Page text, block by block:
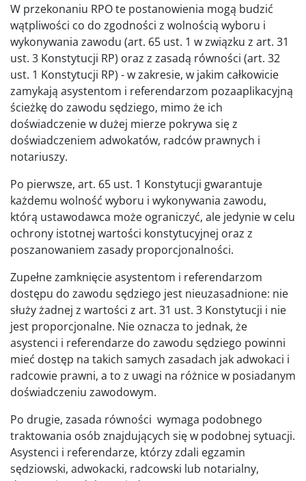
W przekonaniu RPO te postanowienia mogą budzić
wątpliwości co do zgodności z wolnością wyboru i
wykonywania zawodu (art. 65 ust. 1 w związku z art. 31
ust. 3 Konstytucji RP) oraz z zasadą równości (art. 32
ust. 1 Konstytucji RP) - w zakresie, w jakim całkowicie
zamykają asystentom i referendarzom pozaaplikacyjną
ścieżkę do zawodu sędziego, mimo że ich
doświadczenie w dużej mierze pokrywa się z
doświadczeniem adwokatów, radców prawnych i
notariuszy.
Po pierwsze, art. 65 ust. 1 Konstytucji gwarantuje
każdemu wolność wyboru i wykonywania zawodu,
którą ustawodawca może ograniczyć, ale jedynie w celu
ochrony istotnej wartości konstytucyjnej oraz z
poszanowaniem zasady proporcjonalności.
Zupełne zamknięcie asystentom i referendarzom
dostępu do zawodu sędziego jest nieuzasadnione: nie
służy żadnej z wartości z art. 31 ust. 3 Konstytucji i nie
jest proporcjonalne. Nie oznacza to jednak, że
asystenci i referendarze do zawodu sędziego powinni
mieć dostęp na takich samych zasadach jak adwokaci i
radcowie prawni, a to z uwagi na różnice w posiadanym
doświadczeniu zawodowym.
Po drugie, zasada równości wymaga podobnego
traktowania osób znajdujących się w podobnej sytuacji.
Asystenci i referendarze, którzy zdali egzamin
sędziowski, adwokacki, radcowski lub notarialny,